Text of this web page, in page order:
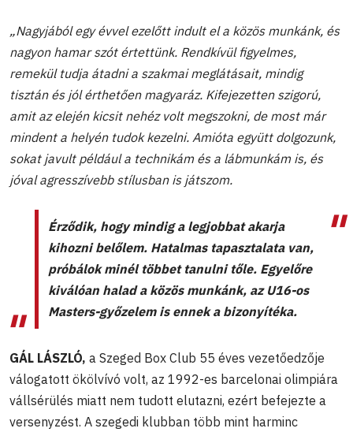
„Nagyjából egy évvel ezelőtt indult el a közös munkánk, és
nagyon hamar szót értettünk. Rendkívül figyelmes,
remekül tudja átadni a szakmai meglátásait, mindig
tisztán és jól érthetően magyaráz. Kifejezetten szigorú,
amit az elején kicsit nehéz volt megszokni, de most már
mindent a helyén tudok kezelni. Amióta együtt dolgozunk,
sokat javult például a technikám és a lábmunkám is, és
jóval agresszívebb stílusban is játszom.
Érződik, hogy mindig a legjobbat akarja
kihozni belőlem. Hatalmas tapasztalata van,
próbálok minél többet tanulni tőle. Egyelőre
kiválóan halad a közös munkánk, az U16-os
Masters-győzelem is ennek a bizonyítéka.
GÁL LÁSZLÓ, a Szeged Box Club 55 éves vezetőedzője
válogatott ökölvívó volt, az 1992-es barcelonai olimpiára
vállsérülés miatt nem tudott elutazni, ezért befejezte a
versenyzést. A szegedi klubban több mint harminc